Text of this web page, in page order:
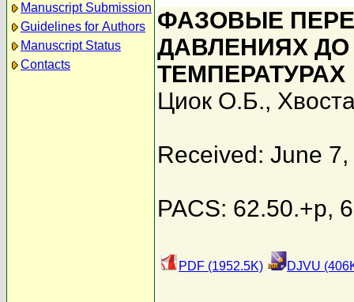
Manuscript Submission
Guidelines for Authors
Manuscript Status
Contacts
ФАЗОВЫЕ
ДАВЛЕНИЯХ ДО
ТЕМПЕРАТУРАХ
Циок О.Б.,
Received: June
PACS: 62.50.+p,
PDF (1952.5K) DJVU